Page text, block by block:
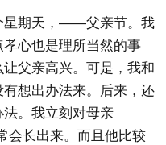
星期天，——父亲节。我
心也是理所当然的事
父亲高兴。可是，我和
想出办法来。后来，还
。我立刻对母亲
会长出来。而且他比较